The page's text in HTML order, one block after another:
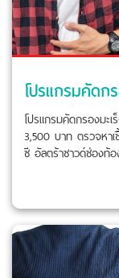
โปรแกรมคัดก
โปรแกรมคัดกรองมะเ
3,500 บาท ตรวจหา
ซี อัลตร้าซาวด์ช่องท้